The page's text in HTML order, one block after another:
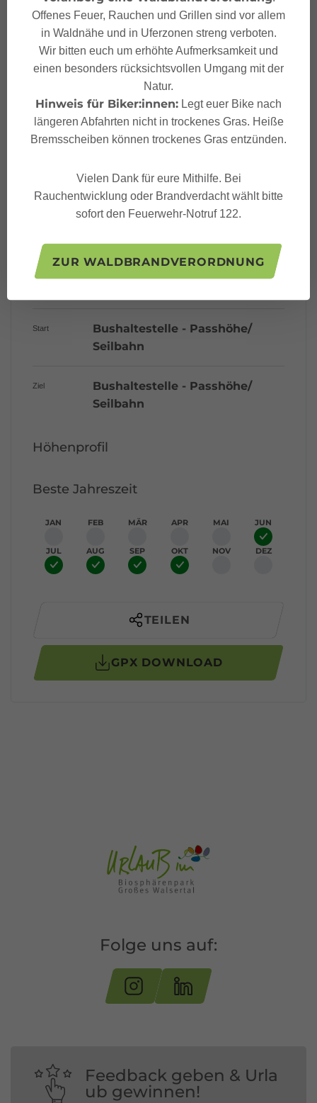
Literatur
Sicherheitshinweise
Sicherheitstipps für
Wandern in Vorarlberg
Eigenschaften
Routentyp
Start
Bushaltestelle - Passhöhe/
Seilbahn
Ziel
Bushaltestelle - Passhöhe/
Seilbahn
Höhenprofil
Beste Jahreszeit
JAN FEB MÄR APR MAI JUN
JUL AUG SEP OKT NOV DEZ
TEILEN
GPX DOWNLOAD
Folge uns auf:
Feedback geben & Urla
ub gewinnen!
Offenes Feuer, Rauchen und Grillen sind vor allem
in Waldnähe und in Uferzonen streng verboten.
Wir bitten euch um erhöhte Aufmerksamkeit und
einen besonders rücksichtsvollen Umgang mit der
Natur.
Hinweis für Biker:innen: Legt euer Bike nach
längeren Abfahrten nicht in trockenes Gras. Heiße
Bremsscheiben können trockenes Gras entzünden.
Vielen Dank für eure Mithilfe. Bei
Rauchentwicklung oder Brandverdacht wählt bitte
sofort den Feuerwehr-Notruf 122.
ZUR WALDBRANDVERORDNUNG